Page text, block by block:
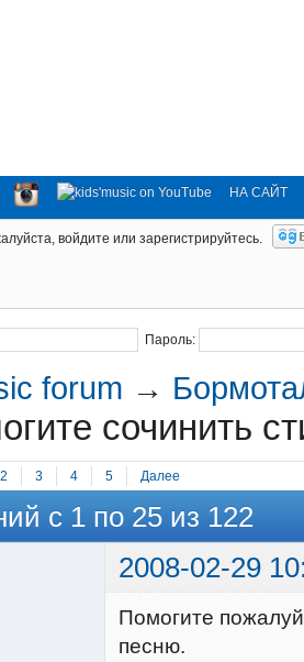
НА САЙТ
войдите или зарегистрируйтесь.
Пароль:
forum →
сочинить
2 3 4 5 Далее
с 1 по 25 из 122
2008-02-29
Помогите
песню.